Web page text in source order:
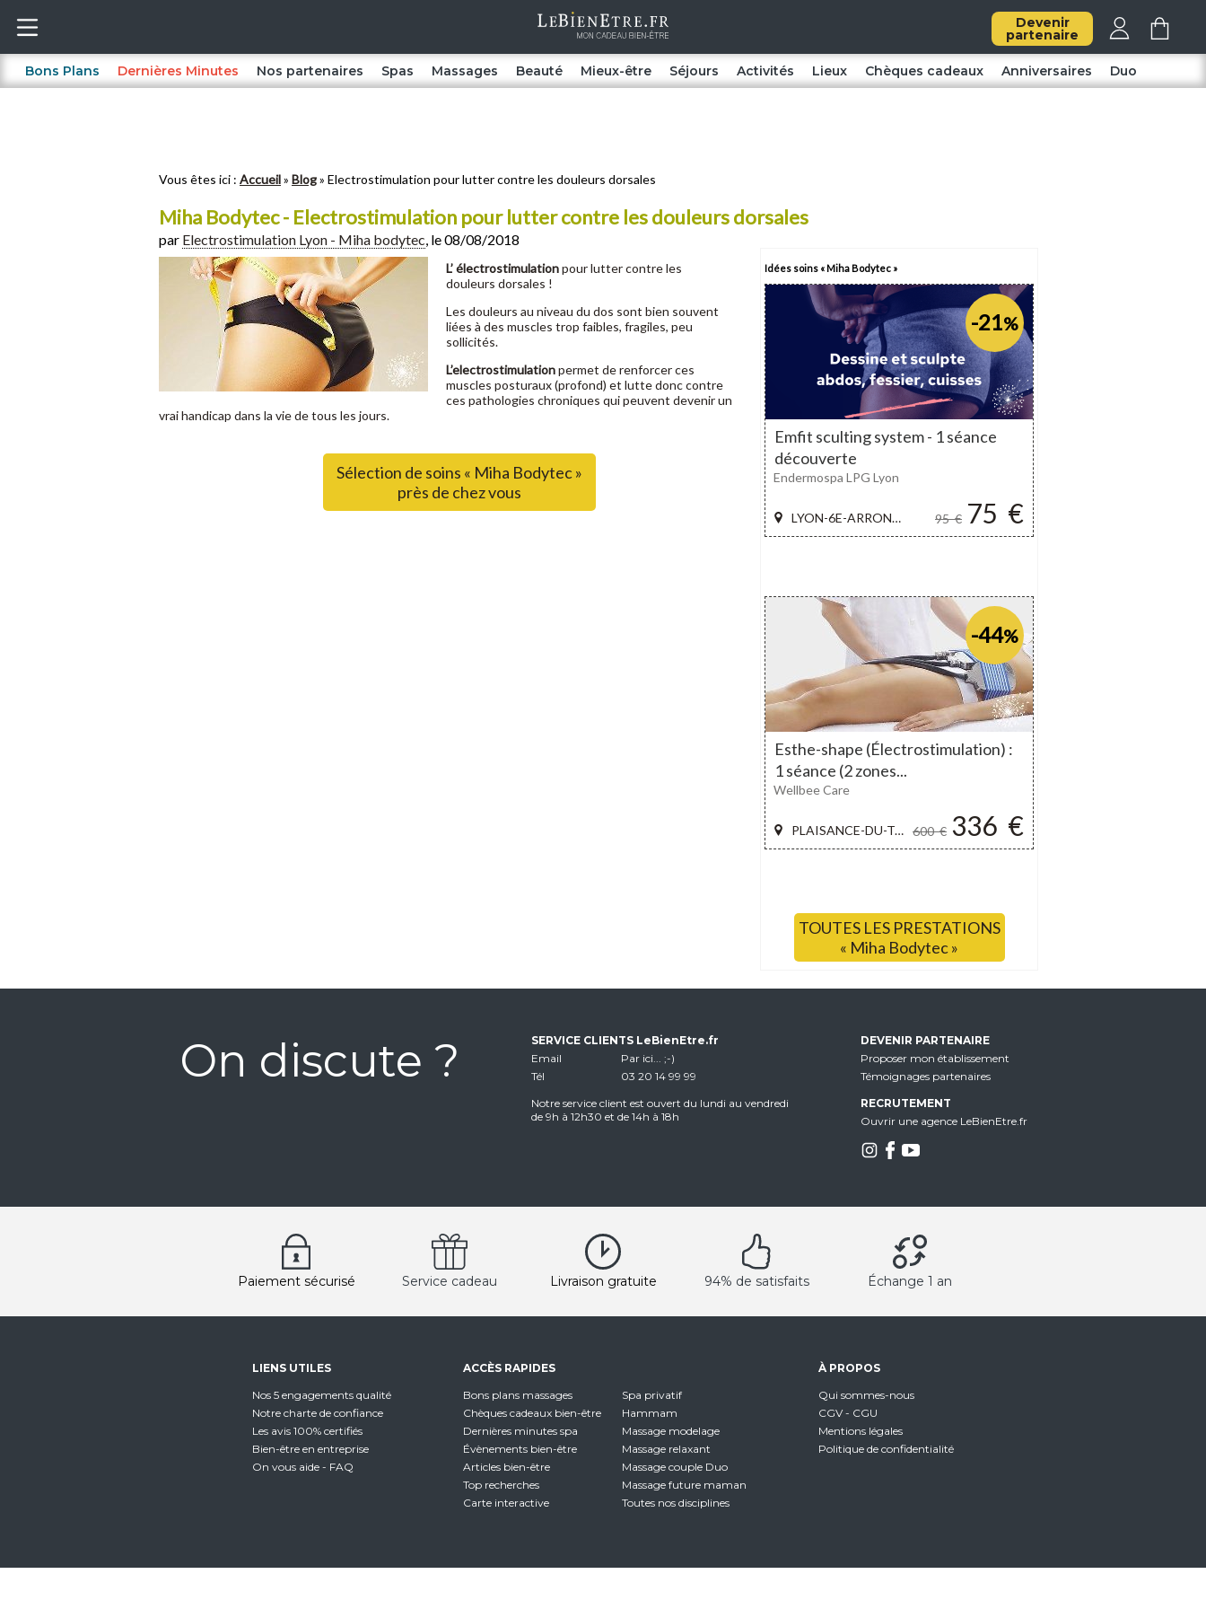
Devenir
partenaire
Bons Plans Dernières Minutes Nos partenaires Spas Massages Beauté Mieux-être Séjours Activités Lieux Chèques cadeaux Anniversaires Duo
Vous êtes ici : Accueil Blog Electrostimulation pour lutter contre les douleurs dorsales
Miha Bodytec - Electrostimulation pour lutter contre les douleurs dorsales
par Electrostimulation Lyon - Miha bodytec, le 08/08/2018
L’ électrostimulationpour lutter contre les
douleurs dorsales !
Les douleurs au niveau du dos sont bien souvent
liées à des muscles trop faibles, fragiles, peu
sollicités.
L’electrostimulationpermet de renforcer ces
muscles posturaux (profond) et lutte donc contre
ces pathologies chroniques qui peuvent devenir un
vrai handicap dans la vie de tous les jours.
Sélection de soins « Miha Bodytec »
près de chez vous
Idées soins « Miha Bodytec »
-21%
Emfit sculting system - 1 séance
découverte
95€ 75 €
LYON-6E-ARRONDISSEMENT
Endermospa LPG Lyon
-44%
Esthe-shape (Électrostimulation) :
1 séance (2 zones...
600€ 336 €
PLAISANCE-DU-TOUCH
Wellbee Care
TOUTES LES PRESTATIONS
« Miha Bodytec »
On discute ?
SERVICE CLIENTS LeBienEtre.fr
Email
Par ici... ;-)
Tél
03 20 14 99 99
Notre service client est ouvert du lundi au vendredi
de 9h à 12h30 et de 14h à 18h
DEVENIR PARTENAIRE
Proposer mon établissement
Témoignages partenaires
RECRUTEMENT
Ouvrir une agence LeBienEtre.fr
Paiement sécurisé Service cadeau Livraison gratuite 94% de satisfaits Échange 1 an
LIENS UTILES
Nos 5 engagements qualité
Notre charte de confiance
Les avis 100% certifiés
Bien-être en entreprise
On vous aide - FAQ
ACCÈS RAPIDES
Bons plans massages
Chèques cadeaux bien-être
Dernières minutes spa
Évènements bien-être
Articles bien-être
Top recherches
Carte interactive
Spa privatif
Hammam
Massage modelage
Massage relaxant
Massage couple Duo
Massage future maman
Toutes nos disciplines
À PROPOS
Qui sommes-nous
CGV - CGU
Mentions légales
Politique de confidentialité